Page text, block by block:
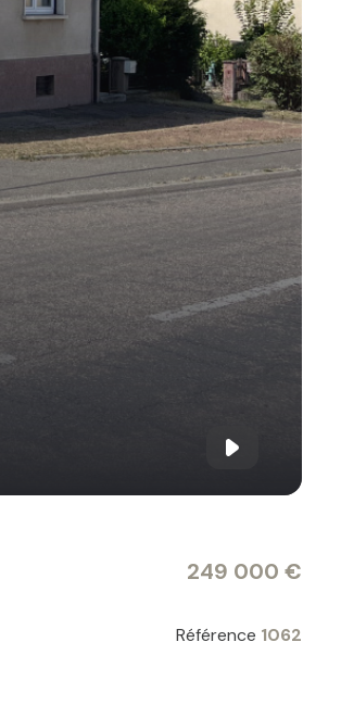
249 000 €
Référence 1062